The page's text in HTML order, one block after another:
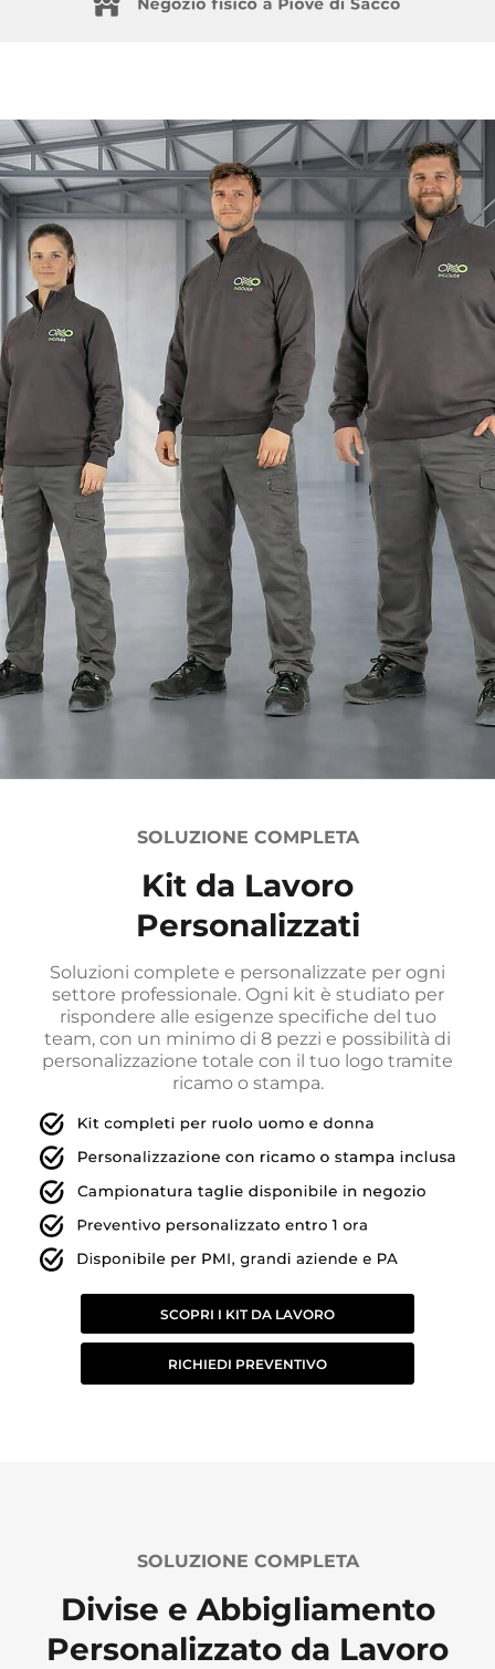
SOLUZIONE COMPLETA
Kit da Lavoro
Personalizzati
Soluzioni complete e personalizzate per ogni
settore professionale. Ogni kit è studiato per
rispondere alle esigenze specifiche del tuo
team, con un minimo di 8 pezzi e possibilità di
personalizzazione totale con il tuo logo tramite
ricamo o stampa.
SCOPRI I KIT DA LAVORO
RICHIEDI PREVENTIVO
SOLUZIONE COMPLETA
Divise e Abbigliamento
Personalizzato da Lavoro